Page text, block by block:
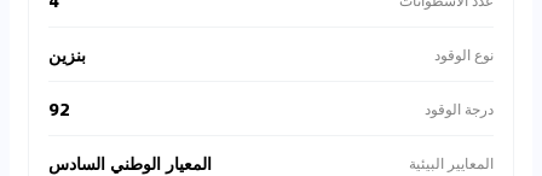
نوع الوقود بنزين
درجة الوقود 92
المعايير البيئية المعيار الوطني السادس